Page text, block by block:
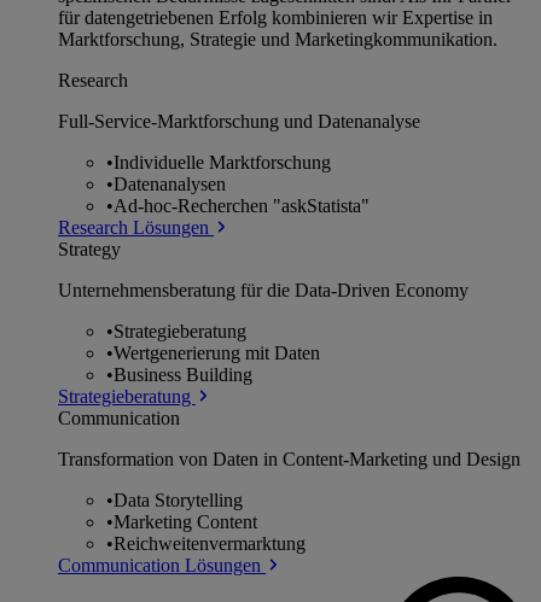
für datengetriebenen Erfolg kombinieren wir Expertise in
Marktforschung, Strategie und Marketingkommunikation.
Research
Full-Service-Marktforschung und Datenanalyse
•Individuelle Marktforschung
•Datenanalysen
•Ad-hoc-Recherchen "askStatista"
Research Lösungen
Strategy
Unternehmens­beratung für die Data-Driven Economy
•Strategieberatung
•Wertgenerierung mit Daten
•Business Building
Strategieberatung
Communication
Transformation von Daten in Content-Marketing und Design
•Data Storytelling
•Marketing Content
•Reichweitenvermarktung
Communication Lösungen